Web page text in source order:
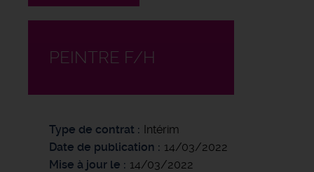
PEINTRE F/H
Type de contrat
Intérim
Date de publication
14/03/2022
Mise à jour le
14/03/2022